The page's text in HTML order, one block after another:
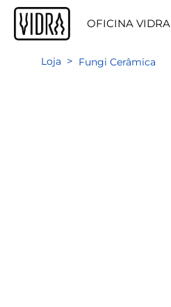
OFICINA VIDRA
Loja > Fungi Cerâmica